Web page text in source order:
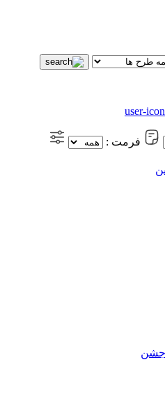
فرمت :
جشن